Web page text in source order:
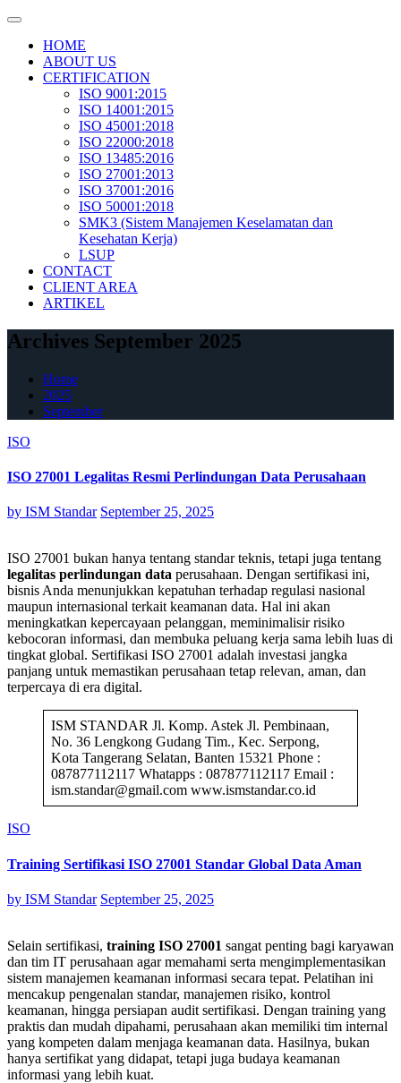
Skip
contentHOME
ABOUT US
CERTIFICATION
ISO 9001:2015
ISO 14001:2015
ISO 45001:2018
ISO 22000:2018
ISO 13485:2016
ISO 27001:2013
ISO 37001:2016
ISO 50001:2018
SMK3 (Sistem Manajemen Keselamatan dan
Kesehatan Kerja)
LSUP
CONTACT
CLIENT AREA
ARTIKEL
Archives September 2025
Home
2025
September
ISO
ISO 27001 Legalitas Resmi Perlindungan Data Perusahaan
by ISM Standar September 25, 2025
ISO 27001 bukan hanya tentang standar teknis, tetapi juga tentang
legalitas perlindungan data perusahaan. Dengan sertifikasi ini,
bisnis Anda menunjukkan kepatuhan terhadap regulasi nasional
maupun internasional terkait keamanan data. Hal ini akan
meningkatkan kepercayaan pelanggan, meminimalisir risiko
kebocoran informasi, dan membuka peluang kerja sama lebih luas di
tingkat global. Sertifikasi ISO 27001 adalah investasi jangka
panjang untuk memastikan perusahaan tetap relevan, aman, dan
terpercaya di era digital.
ISM STANDAR Jl. Komp. Astek Jl. Pembinaan,
No. 36 Lengkong Gudang Tim., Kec. Serpong,
Kota Tangerang Selatan, Banten 15321 Phone :
087877112117 Whatapps : 087877112117 Email :
ism.standar@gmail.com www.ismstandar.co.id
ISO
Training Sertifikasi ISO 27001 Standar Global Data Aman
by ISM Standar September 25, 2025
Selain sertifikasi, training ISO 27001 sangat penting bagi karyawan
dan tim IT perusahaan agar memahami serta mengimplementasikan
sistem manajemen keamanan informasi secara tepat. Pelatihan ini
mencakup pengenalan standar, manajemen risiko, kontrol
keamanan, hingga persiapan audit sertifikasi. Dengan training yang
praktis dan mudah dipahami, perusahaan akan memiliki tim internal
yang kompeten dalam menjaga keamanan data. Hasilnya, bukan
hanya sertifikat yang didapat, tetapi juga budaya keamanan
informasi yang lebih kuat.